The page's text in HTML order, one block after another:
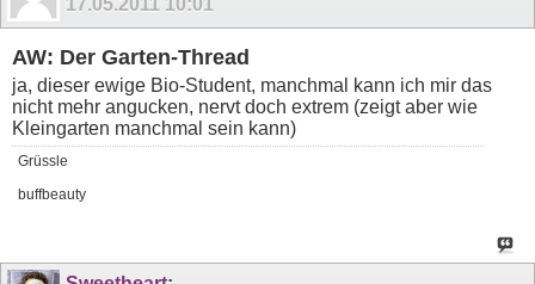
17.05.2011 10:01
AW: Der Garten-Thread
ja, dieser ewige Bio-Student, manchmal kann ich mir das
nicht mehr angucken, nervt doch extrem (zeigt aber wie
Kleingarten manchmal sein kann)
Grüssle
buffbeauty